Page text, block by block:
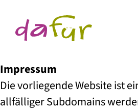
Impressum
Die vorliegende Website ist
allfälliger Subdomains